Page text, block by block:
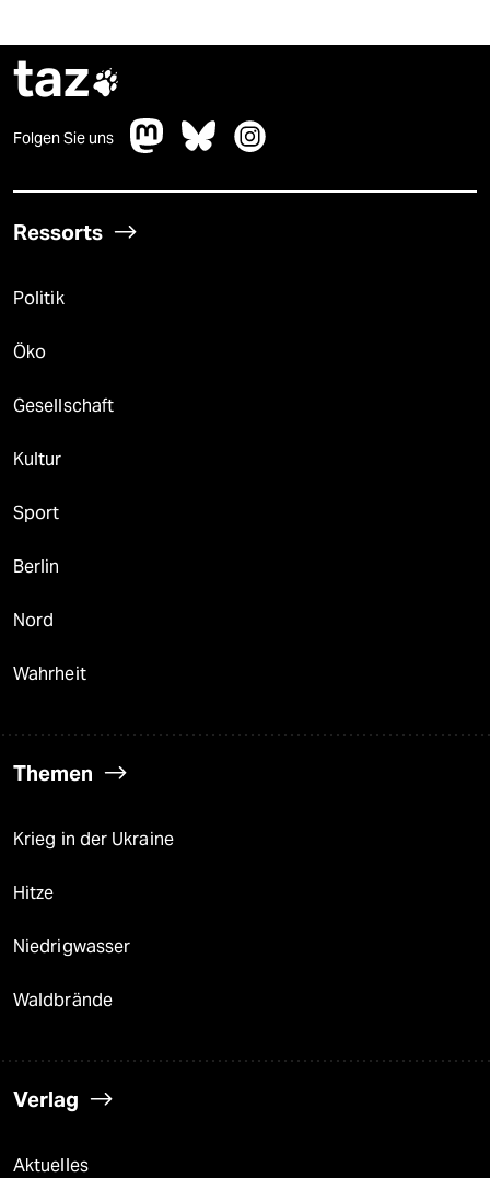
taz
Folgen Sie uns
Ressorts
Politik
Öko
Gesellschaft
Kultur
Sport
Berlin
Nord
Wahrheit
Themen
Krieg in der Ukraine
Hitze
Niedrigwasser
Waldbrände
Verlag
Aktuelles